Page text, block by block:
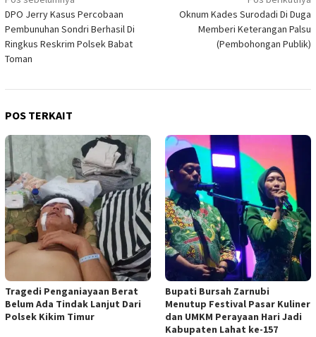
pos
DPO Jerry Kasus Percobaan
Pembunuhan Sondri Berhasil Di
Ringkus Reskrim Polsek Babat
Toman
Oknum Kades Surodadi Di Duga
Memberi Keterangan Palsu
(Pembohongan Publik)
POS TERKAIT
Tragedi Penganiayaan Berat
Belum Ada Tindak Lanjut Dari
Polsek Kikim Timur
Bupati Bursah Zarnubi
Menutup Festival Pasar Kuliner
dan UMKM Perayaan Hari Jadi
Kabupaten Lahat ke-157